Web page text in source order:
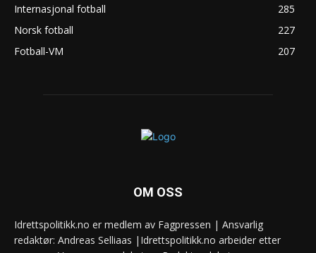
Internasjonal fotball
285
Norsk fotball
227
Fotball-VM
207
OM OSS
Idrettspolitikk.no er medlem av Fagpressen | Ansvarlig
redaktør: Andreas Selliaas |Idrettspolitikk.no arbeider etter